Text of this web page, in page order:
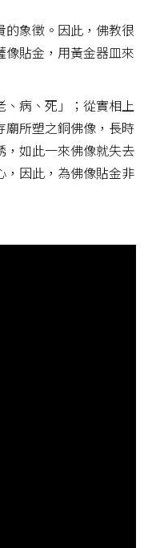
的象徵。因此，佛教很
貼金，用黃金器皿來
病、死」；從實相上
所塑之銅佛像，長時
，如此一來佛像就失去
，因此，為佛像貼金非